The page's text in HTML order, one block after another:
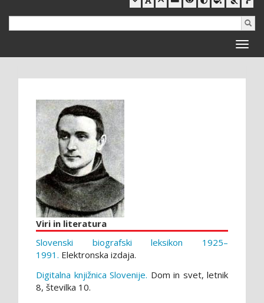
Toggle
Viri in literatura
Slovenski biografski leksikon 1925–
1991. Elektronska izdaja.
Digitalna knjižnica Slovenije. Dom in svet, letnik
8, številka 10.